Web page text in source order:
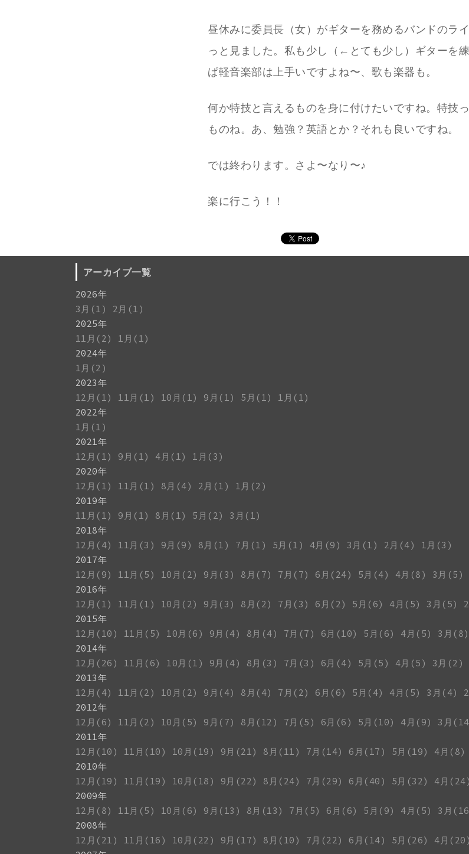
昼休みに委員長（女）がギターを務めるバンドのラ
っと見ました。私も少し（←とても少し）ギターを
ぱ軽音楽部は上手いですよね〜、歌も楽器も。
何か特技と言えるものを身に付けたいですね。特技
ものね。あ、勉強？英語とか？それも良いですね。
では終わります。さよ〜なり〜♪
楽に行こう！！
アーカイブ一覧
2026年
3月(1)
2月(1)
2025年
11月(2)
1月(1)
2024年
1月(2)
2023年
12月(1)
11月(1) 10月(1) 9月(1) 5月(1)
1月(1)
2022年
1月(1)
2021年
12月(1)
9月(1) 4月(1)
1月(3)
2020年
12月(1)
11月(1) 8月(4) 2月(1)
1月(2)
2019年
11月(1)
9月(1) 8月(1) 5月(2)
3月(1)
2018年
12月(4)
11月(3) 9月(9) 8月(1) 7月(1) 5月(1) 4月(9) 3月(1) 2月(4)
1月(3)
2017年
12月(9)
11月(5) 10月(2) 9月(3) 8月(7) 7月(7) 6月(24) 5月(4) 4月(8) 3月(5)
2016年
12月(1)
11月(1) 10月(2) 9月(3) 8月(2) 7月(3) 6月(2) 5月(6) 4月(5) 3月(5)
2015年
12月(10)
11月(5) 10月(6) 9月(4) 8月(4) 7月(7) 6月(10) 5月(6) 4月(5) 3月(8)
2014年
12月(26)
11月(6) 10月(1) 9月(4) 8月(3) 7月(3) 6月(4) 5月(5) 4月(5) 3月(2)
2013年
12月(4)
11月(2) 10月(2) 9月(4) 8月(4) 7月(2) 6月(6) 5月(4) 4月(5) 3月(4)
2012年
12月(6)
11月(2) 10月(5) 9月(7) 8月(12) 7月(5) 6月(6) 5月(10) 4月(9) 3月
2011年
12月(10)
11月(10) 10月(19) 9月(21) 8月(11) 7月(14) 6月(17) 5月(19) 4月(8)
2010年
12月(19)
11月(19) 10月(18) 9月(22) 8月(24) 7月(29) 6月(40) 5月(32) 4月(24)
2009年
12月(8)
11月(5) 10月(6) 9月(13) 8月(13) 7月(5) 6月(6) 5月(9) 4月(5) 3月
2008年
12月(21)
11月(16) 10月(22) 9月(17) 8月(10) 7月(22) 6月(14) 5月(26) 4月(20)